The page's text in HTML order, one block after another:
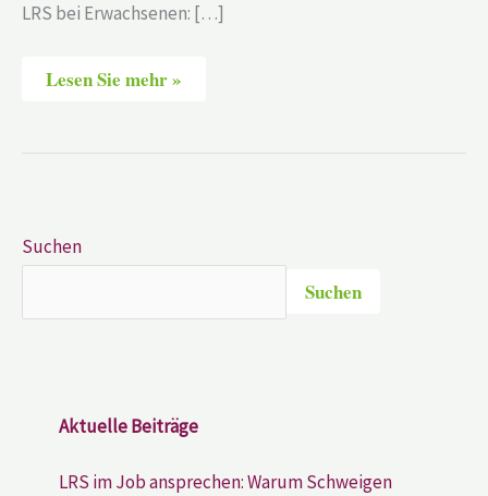
LRS bei Erwachsenen: […]
Lesen Sie mehr »
Suchen
Suchen
Aktuelle Beiträge
LRS im Job ansprechen: Warum Schweigen